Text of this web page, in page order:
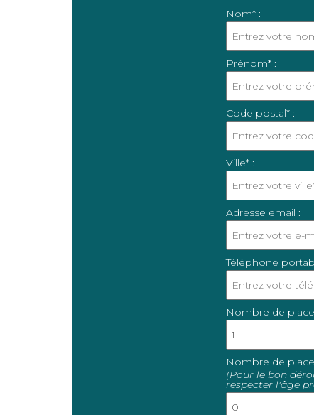
Nom* :
Prénom* :
Code postal* :
Ville* :
Adresse email :
Téléphone
Nombre de
Nombre de
(Pour le bon
respecter l'âge